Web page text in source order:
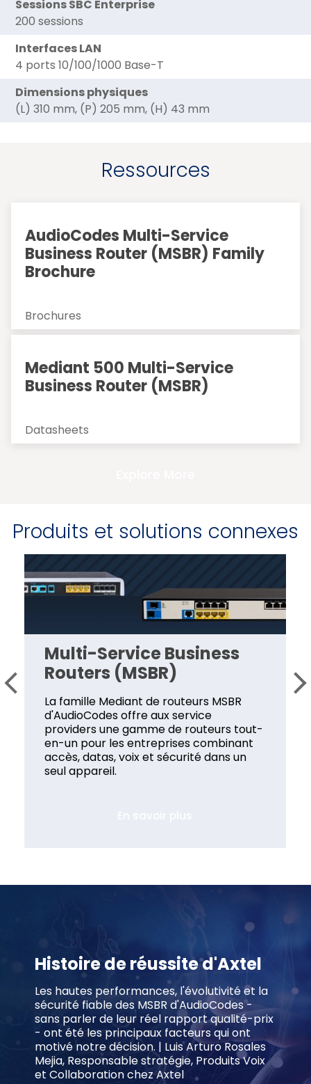
Sessions SBC Enterprise
200 sessions
Interfaces LAN
4 ports 10/100/1000 Base-T
Dimensions physiques
(L) 310 mm, (P) 205 mm, (H) 43 mm
Ressources
AudioCodes Multi-Service
Business Router (MSBR) Family
Brochure
Brochures
Mediant 500 Multi-Service
Business Router (MSBR)
Datasheets
Produits et solutions connexes
Multi-Service Business
Routers (MSBR)
La famille Mediant de routeurs MSBR
d'AudioCodes offre aux service
providers une gamme de routeurs tout-
en-un pour les entreprises combinant
accès, datas, voix et sécurité dans un
seul appareil.
Histoire de réussite d'Axtel
Les hautes performances, l'évolutivité et la
sécurité fiable des MSBR d'AudioCodes -
sans parler de leur réel rapport qualité-prix
- ont été les principaux facteurs qui ont
motivé notre décision. | Luis Arturo Rosales
Mejia, Responsable stratégie, Produits Voix
et Collaboration chez Axtel